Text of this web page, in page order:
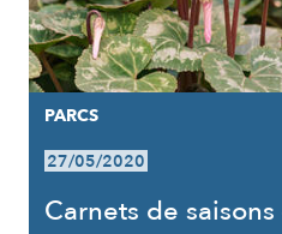
PARCS
27/05/2020
Carnets de